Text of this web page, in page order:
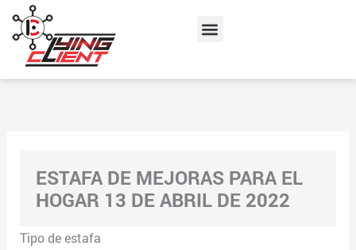
content
Menu
ESTAFA DE MEJORAS PARA EL
HOGAR 13 DE ABRIL DE 2022
Tipo de estafa